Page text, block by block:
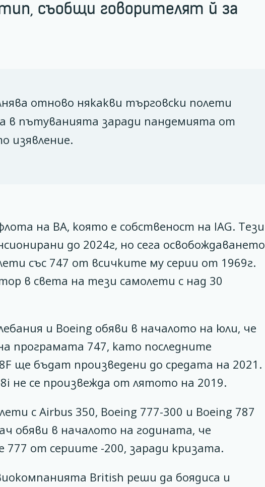
съобщи говорителят й за
отново някакви търговски полети
в пътуванията заради пандемията от
изявление.
на BA, която е собственост на IAG. Тези
до 2024г, но сега освобождаването
със 747 от всичките му серии от 1969г.
в света на тези самолети с над 30
и Boeing обяви в началото на юли, че
програмата 747, като последните
ще бъдат произведени до средата на 2021.
не се произвежда от лятото на 2019.
с Airbus 350, Boeing 777-300 и Boeing 787
обяви в началото на годината, че
от сериите -200, заради кризата.
British реши да боядиса и